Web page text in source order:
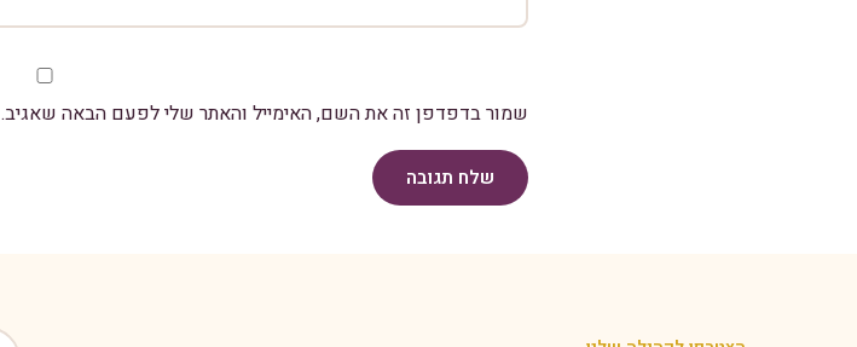
שמור בדפדפן זה את השם, האימייל והאתר שלי לפעם הבאה שאגיב.
שלח תגובה